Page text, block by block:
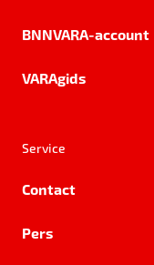
BNNVARA-account
VARAgids
Service
Contact
Pers